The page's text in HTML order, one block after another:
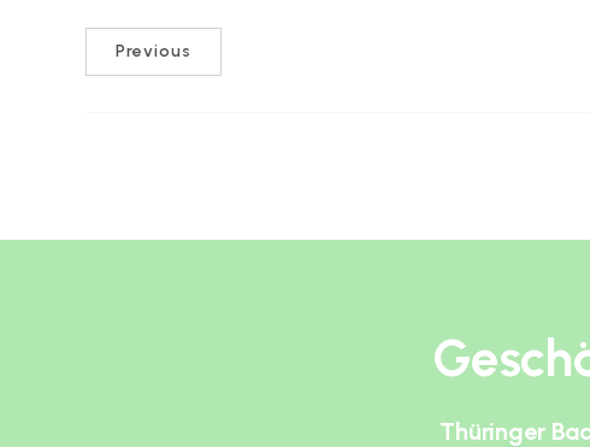
Previous
Thüringer